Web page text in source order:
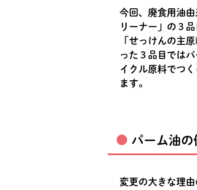
今回、廃食用油
リーナー」の３品
「せっけんの主
った３品目では
イクル原料でつ
ます。
パーム油
変更の大きな理